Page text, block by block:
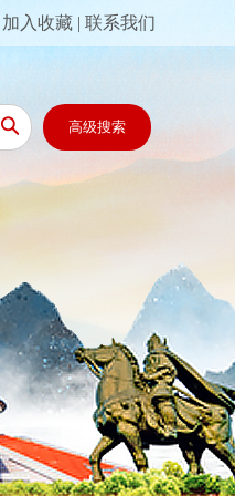
加入收藏 | 联系我们
 高级搜索